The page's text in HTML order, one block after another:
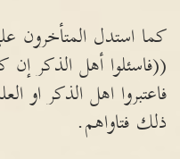
كما استدل المتأخرون
((فاسئلوا أهل الذكر
فاعتبروا اهل الذكر او
ذلك فتاواهم.